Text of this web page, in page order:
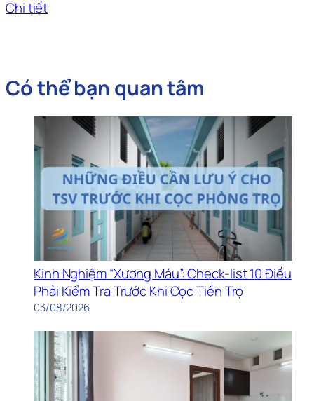
Chi tiết
Có thể bạn quan tâm
Kinh Nghiệm “Xương Máu”: Check-list 10 Điều
Phải Kiểm Tra Trước Khi Cọc Tiền Trọ
03/08/2026